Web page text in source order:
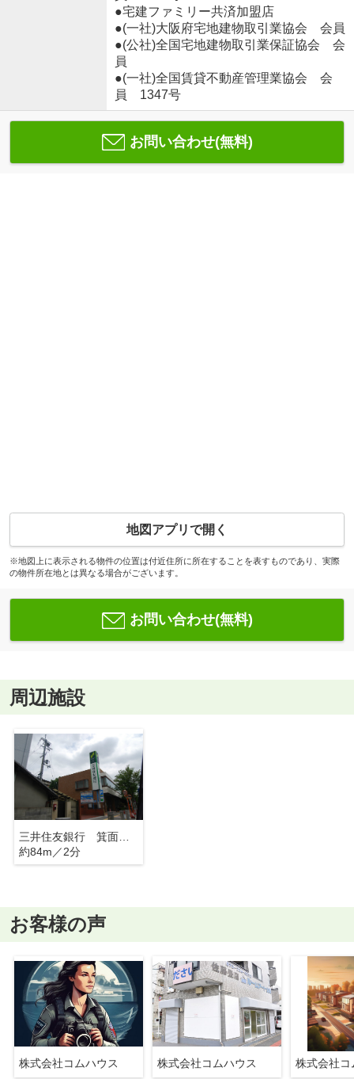
●宅建ファミリー共済加盟店
●(一社)大阪府宅地建物取引業協会 会員
●(公社)全国宅地建物取引業保証協会 会
員
●(一社)全国賃貸不動産管理業協会 会
員 1347号
お問い合わせ(無料)
地図アプリで開く
※地図上に表示される物件の位置は付近住所に所在することを表すものであり、実際
の物件所在地とは異なる場合がございます。
お問い合わせ(無料)
周辺施設
三井住友銀行 箕面支店
約84m／2分
お客様の声
株式会社コムハウス 株式会社コムハウス 株式会社コ